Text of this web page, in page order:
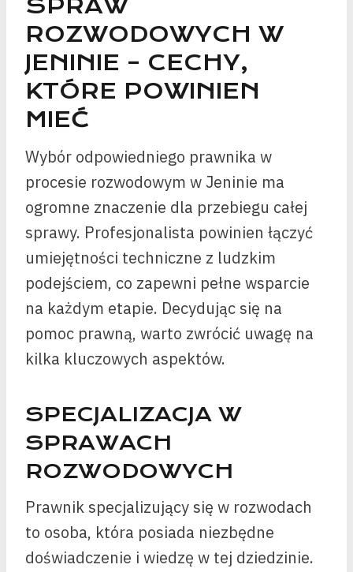
SPRAW
ROZWODOWYCH W
JENINIE – CECHY,
KTÓRE POWINIEN
MIEĆ
Wybór odpowiedniego prawnika w
procesie rozwodowym w Jeninie ma
ogromne znaczenie dla przebiegu całej
sprawy. Profesjonalista powinien łączyć
umiejętności techniczne z ludzkim
podejściem, co zapewni pełne wsparcie
na każdym etapie. Decydując się na
pomoc prawną, warto zwrócić uwagę na
kilka kluczowych aspektów.
SPECJALIZACJA W
SPRAWACH
ROZWODOWYCH
Prawnik specjalizujący się w rozwodach
to osoba, która posiada niezbędne
doświadczenie i wiedzę w tej dziedzinie.